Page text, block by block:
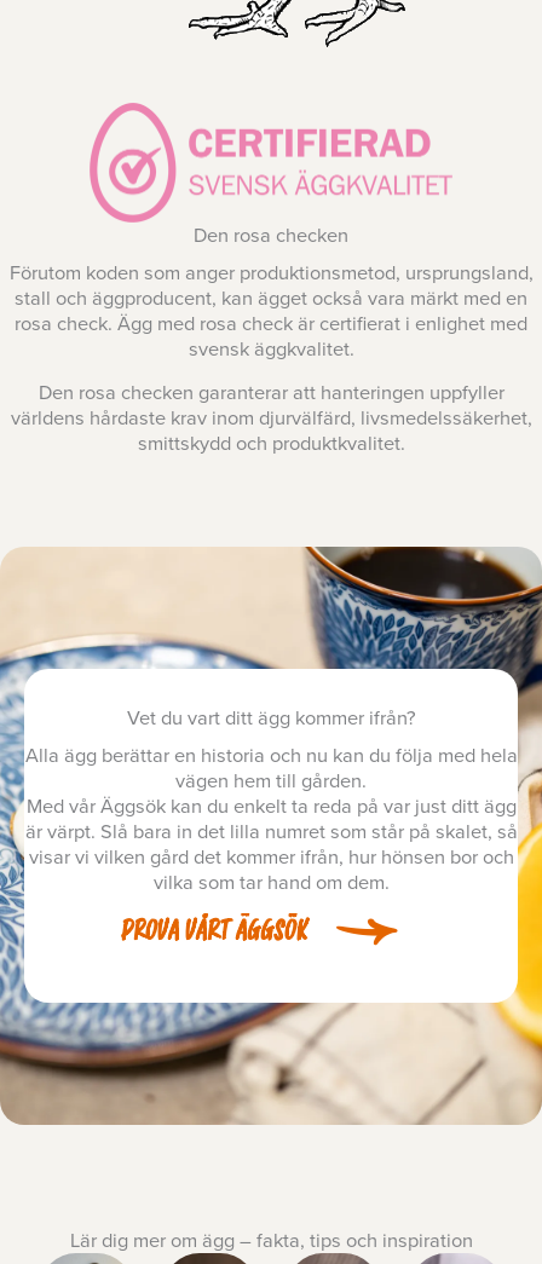
Den rosa checken
Förutom koden som anger produktionsmetod, ursprungsland,
stall och äggproducent, kan ägget också vara märkt med en
rosa check. Ägg med rosa check är certifierat i enlighet med
svensk äggkvalitet.
Den rosa checken garanterar att hanteringen uppfyller
världens hårdaste krav inom djurvälfärd, livsmedelssäkerhet,
smittskydd och produktkvalitet.
Vet du vart ditt ägg kommer ifrån?
Alla ägg berättar en historia och nu kan du följa med hela
vägen hem till gården.
Med vår Äggsök kan du enkelt ta reda på var just ditt ägg
är värpt. Slå bara in det lilla numret som står på skalet, så
visar vi vilken gård det kommer ifrån, hur hönsen bor och
vilka som tar hand om dem.
PROVA VÅRT ÄGGSÖK
Lär dig mer om ägg – fakta, tips och inspiration